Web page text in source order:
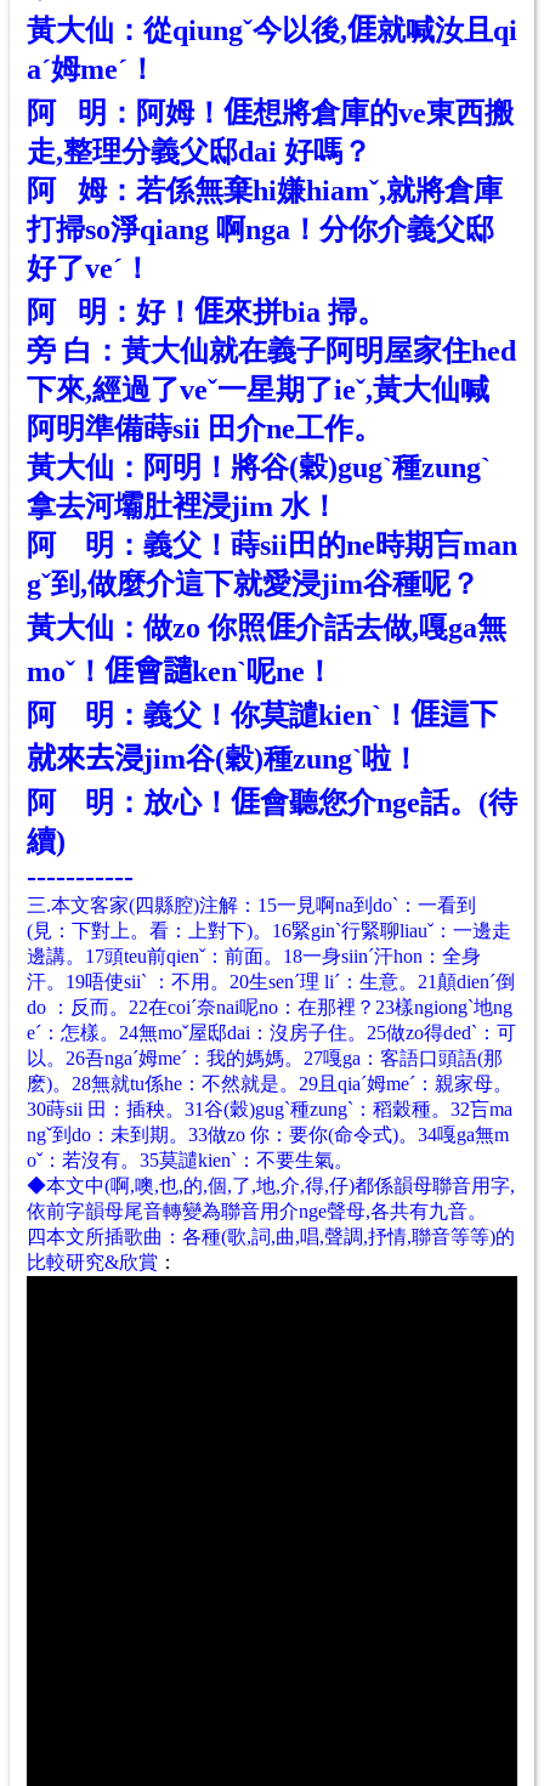
黃大仙：從qiungˇ今以後,𠊎就喊汝且qi
aˊ姆meˊ！
阿 明：阿姆！ 𠊎想將倉庫的ve東西搬
走,整理分義父邸dai 好嗎？
阿 姆：若係無棄hi嫌hiamˇ,就將倉庫
打掃so淨qiang 啊nga！分你介義父邸
好了veˊ！
阿 明：好！ 𠊎來拼bia 掃。
旁 白： 黃大仙就在義子阿明屋家住hed
下來,經過了veˇ一星期了ieˇ,黃大仙喊
阿明準備蒔sii 田介ne工作。
黃大仙：阿明！將谷(穀)gugˋ種zungˋ
拿去河壩肚裡浸jim 水！
阿 明：義父！蒔sii田的ne時期吂man
gˇ到,做麼介這下就愛浸jim谷種呢？
黃大仙：做zo 你照𠊎介話去做,嘎ga無
moˇ！ 𠊎會譴kenˋ呢ne！
阿 明：義父！你莫譴kienˋ！ 𠊎這下
就來去浸jim谷(穀)種zungˋ啦！
阿 明：放心！ 𠊎會聽您介nge話。(待
續)
-----------
三.本文客家(四縣腔)注解：15一見啊na到doˋ：一看到
(見：下對上。看：上對下)。16緊ginˋ行緊聊liauˇ：一邊走
邊講。17頭teu前qienˇ：前面。18一身siinˊ汗hon：全身
汗。19唔使siiˋ ：不用。20生senˊ理 liˊ：生意。21顛dienˊ倒
do ：反而。22在coiˊ奈nai呢no：在那裡？23樣ngiongˋ地ng
eˊ：怎樣。24無moˇ屋邸dai：沒房子住。25做zo得dedˋ：可
以。26吾ngaˊ姆meˊ：我的媽媽。27嘎ga：客語口頭語(那
麽)。28無就tu係he：不然就是。29且qiaˊ姆meˊ：親家母。
30蒔sii 田：插秧。31谷(穀)gugˋ種zungˋ：稻穀種。32吂ma
ngˇ到do：未到期。33做zo 你：要你(命令式)。34嘎ga無m
oˇ：若沒有。35莫譴kienˋ：不要生氣。
◆本文中(啊,噢,也,的,個,了,地,介,得,仔)都係韻母聯音用字,
依前字韻母尾音轉變為聯音用介nge聲母,各共有九音。
四本文所插歌曲：各種(歌,詞,曲,唱,聲調,抒情,聯音等等)的
比較研究&欣賞 ：